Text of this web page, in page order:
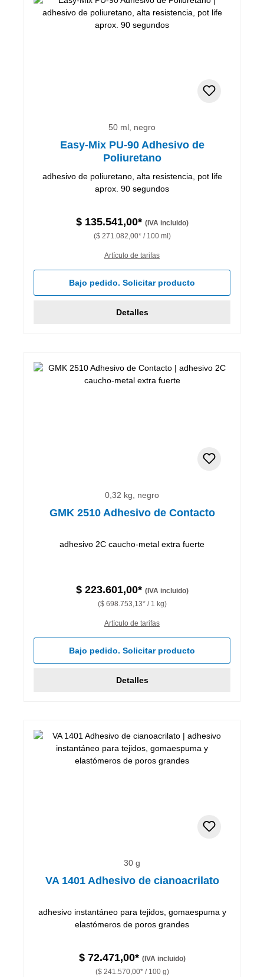
50 ml, negro
Easy-Mix PU-90 Adhesivo de
Poliuretano
adhesivo de poliuretano, alta resistencia, pot life
aprox. 90 segundos
$ 135.541,00* (IVA incluido)
($ 271.082,00* / 100 ml)
Artículo de tarifas
Bajo pedido. Solicitar producto
Detalles
0,32 kg, negro
GMK 2510 Adhesivo de Contacto
adhesivo 2C caucho-metal extra fuerte
$ 223.601,00* (IVA incluido)
($ 698.753,13* / 1 kg)
Artículo de tarifas
Bajo pedido. Solicitar producto
Detalles
30 g
VA 1401 Adhesivo de cianoacrilato
adhesivo instantáneo para tejidos, gomaespuma y
elastómeros de poros grandes
$ 72.471,00* (IVA incluido)
($ 241.570,00* / 100 g)